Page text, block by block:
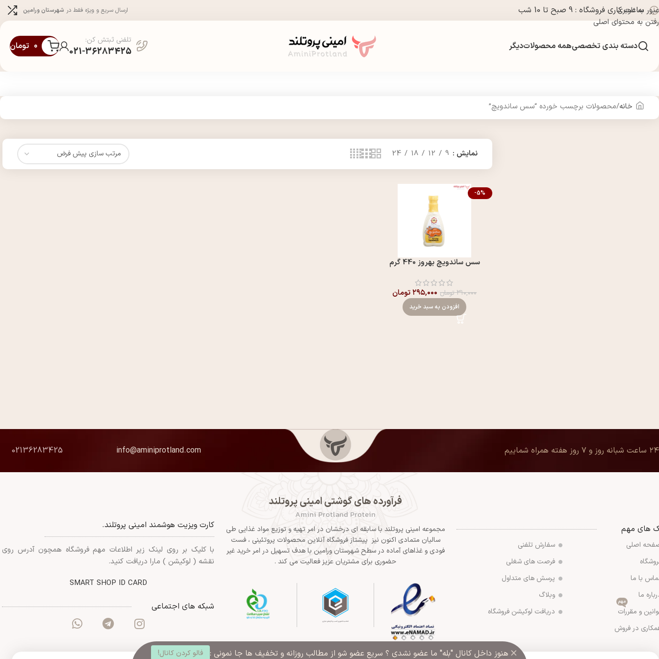
عبور به ناوبری
رفتن به محتوای اصلی
ساعت کاری فروشگاه : 9 صبح تا 10 شب ارسال سریع و ویژه فقط در شهرستان ورامین
دسته بندی تخصصیهمه محصولاتدیگر
تلفنی ثبتش کن:
021-36283425 ۰ تومان
خانه محصولات برچسب خورده “سس ساندويچ”
نمایش 9
12
18
24
-5%
سس ساندويچ بهروز 440 گرم
۳۱۰,۰۰۰تومان ۲۹۵,۰۰۰تومان
افزودن به سبد خرید
۲۴ ساعت شبانه روز و ۷ روز هفته همراه شماییم info@aminiprotland.com
02136283425
های مهم
اصلی
با ما
ما
و مقررات
مهم
در فروش
سفارش تلفنی
فرصت های شغلی
پرسش های متداول
وبلاگ
دریافت لوکیشن فروشگاه
فرآورده های گوشتی امینی پروتلند
Amini Protland Protein
مجموعه امینی پروتلند با سابقه ای درخشان در امر تهیه و توزیع مواد غذایی طی
سالیان متمادی اکنون نیز پیشتاز فروشگاه آنلاین محصولات پروتئینی ، فست
فودی و غذاهای آماده در سطح شهرستان ورامین با هدف تسهیل در امر خرید غیر
حضوری برای مشتریان عزیز فعالیت می کند .
کارت ویزیت هوشمند امینی پروتلند.
با کلیک بر روی لینک زیر اطلاعات مهم فروشگاه همچون آدرس روی
نقشه ( لوکیشن ) مارا دریافت کنید.
SMART SHOP ID CARD
شبکه های اجتماعی
هنوز داخل کانال "بله" ما عضو نشدی ؟ سریع عضو شو از مطالب روزانه و تخفیف ها جا نمونی : فالو کردن کانال! ×